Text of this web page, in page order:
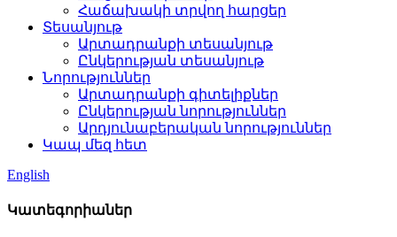
Հաճախակի տրվող հարցեր
Տեսանյութ
Արտադրանքի տեսանյութ
Ընկերության տեսանյութ
Նորություններ
Արտադրանքի գիտելիքներ
Ընկերության նորություններ
Արդյունաբերական նորություններ
Կապ մեզ հետ
English
Կատեգորիաներ